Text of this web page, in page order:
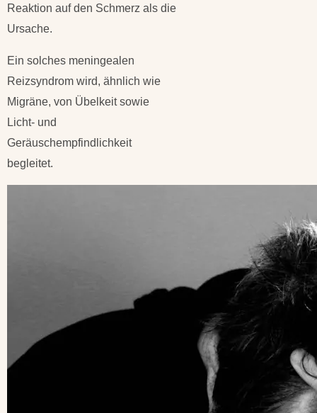
Reaktion auf den Schmerz als die
Ursache.
Ein solches meningealen
Reizsyndrom wird, ähnlich wie
Migräne, von Übelkeit sowie
Licht- und
Geräuschempfindlichkeit
begleitet.